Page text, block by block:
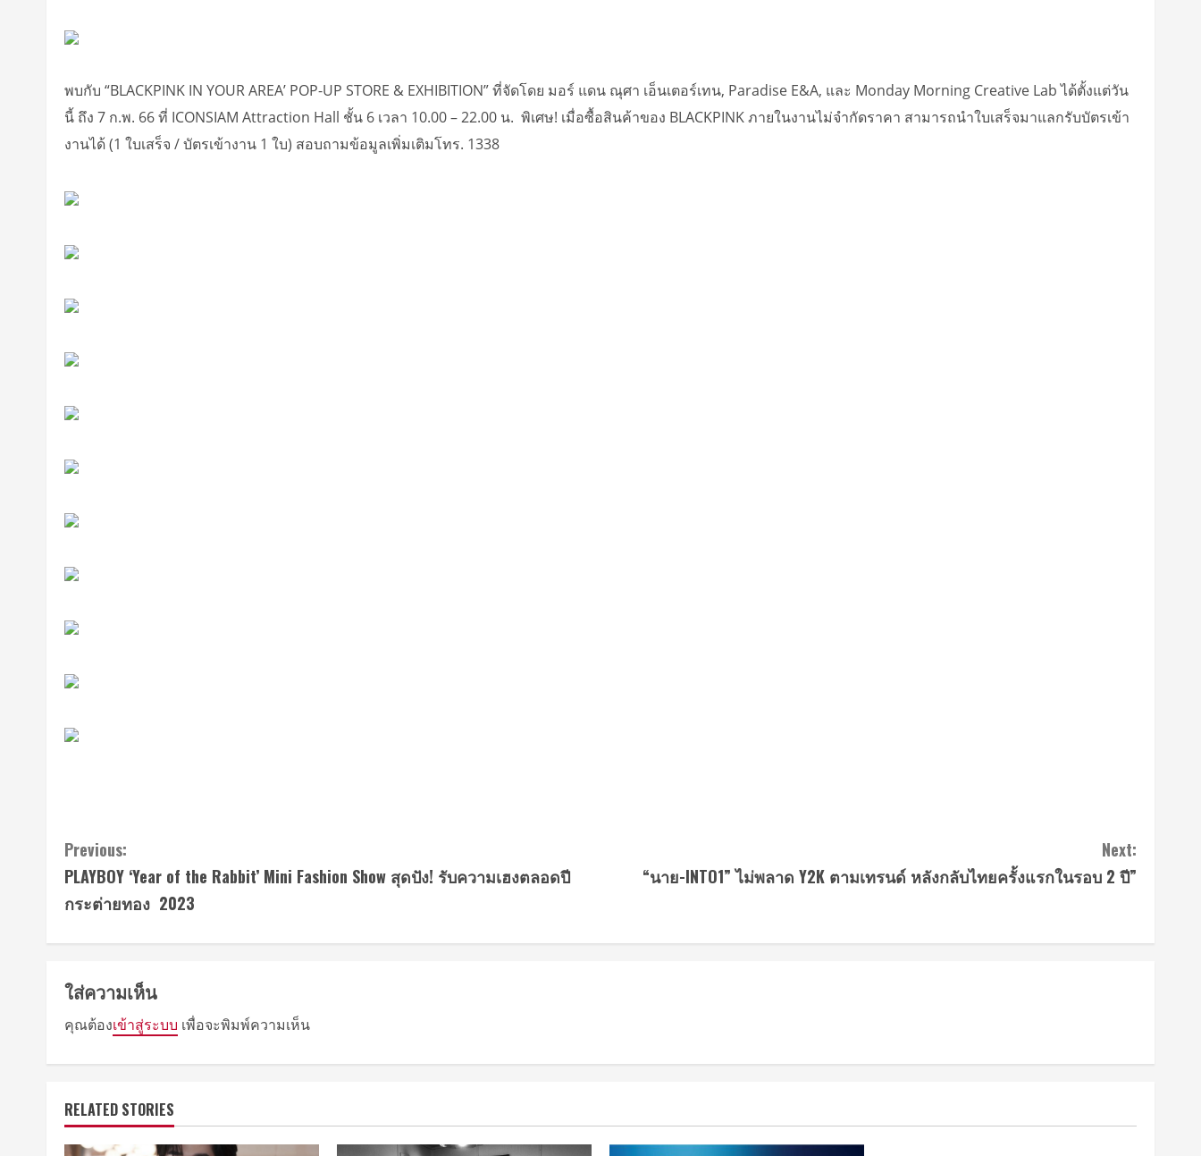
พบกับ “BLACKPINK IN YOUR AREA’ POP-UP STORE & EXHIBITION” ที่จัดโดย มอร์ แดน ณุศา เอ็นเตอร์เทน, Paradise E&A, และ Monday Morning Creative Lab ได้ตั้งแต่วัน
นี้ ถึง 7 ก.พ. 66 ที่ ICONSIAM Attraction Hall ชั้น 6 เวลา 10.00 – 22.00 น. พิเศษ! เมื่อซื้อสินค้าของ BLACKPINK ภายในงานไม่จำกัดราคา สามารถนำใบเสร็จมาแลกรับบัตรเข้า
งานได้ (1 ใบเสร็จ / บัตรเข้างาน 1 ใบ) สอบถามข้อมูลเพิ่มเติมโทร. 1338
Continue
Reading
Previous:
PLAYBOY ‘Year of the Rabbit’ Mini Fashion Show สุดปัง! รับความเฮงตลอดปี
กระต่ายทอง 2023
Next:
“นาย-INTO1” ไม่พลาด Y2K ตามเทรนด์ หลังกลับไทยครั้งแรกในรอบ 2 ปี”
ใส่ความเห็น
คุณต้องเข้าสู่ระบบ เพื่อจะพิมพ์ความเห็น
RELATED STORIES